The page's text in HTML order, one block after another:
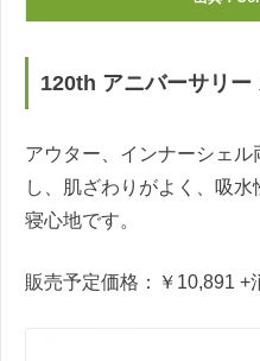
120th アニバーサリー
アウター、インナーシェ
し、肌ざわりがよく、吸
寝心地です。
販売予定価格：￥10,891 +